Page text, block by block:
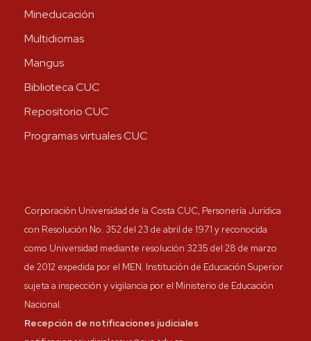
Mineducación
Multidiomas
Mangus
Biblioteca CUC
Repositorio CUC
Programas virtuales CUC
Corporación Universidad de la Costa CUC, Personería Jurídica
con Resolución No. 352 del 23 de abril de 1971 y reconocida
como Universidad mediante resolución 3235 del 28 de marzo
de 2012 expedida por el MEN. Institución de Educación Superior
sujeta a inspección y vigilancia por el Ministerio de Educación
Nacional.
Recepción de notificaciones judiciales